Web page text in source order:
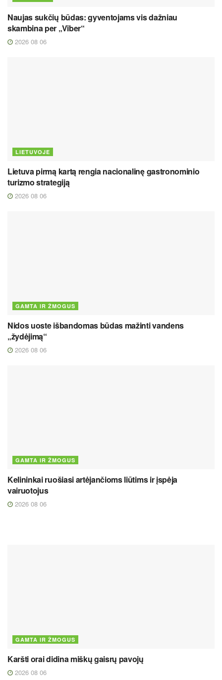
Naujas sukčių būdas: gyventojams vis dažniau
skambina per „Viber“
2026 08 06
LIETUVOJE
Lietuva pirmą kartą rengia nacionalinę gastronominio
turizmo strategiją
2026 08 06
GAMTA IR ŽMOGUS
Nidos uoste išbandomas būdas mažinti vandens
„žydėjimą“
2026 08 06
GAMTA IR ŽMOGUS
Kelininkai ruošiasi artėjančioms liūtims ir įspėja
vairuotojus
2026 08 06
GAMTA IR ŽMOGUS
Karšti orai didina miškų gaisrų pavojų
2026 08 06